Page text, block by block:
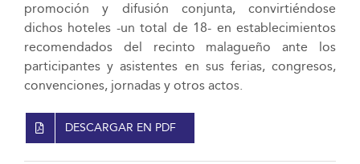
promoción y difusión conjunta, convirtiéndose
dichos hoteles -un total de 18- en establecimientos
recomendados del recinto malagueño ante los
participantes y asistentes en sus ferias, congresos,
convenciones, jornadas y otros actos.
DESCARGAR EN PDF